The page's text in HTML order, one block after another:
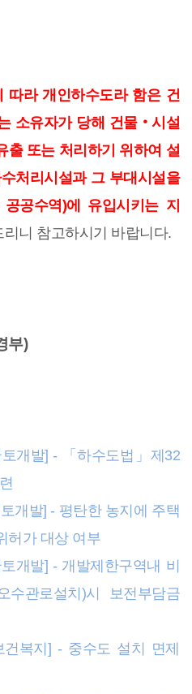
따라 개인하수도라 함은 건
소유자가 당해 건물‧시설
출 또는 처리하기 위하여 설
처리시설과 그 부대시설을
공수역)에 유입시키는 지
리니 참고하시기 바랍니다.
부)
개발] - 「하수도법」제32
개발] - 평탄한 농지에 주택
허가 대상 여부
개발] - 개발제한구역내 비
수관로설치)시 보전부담금
건복지] - 중수도 설치 면제